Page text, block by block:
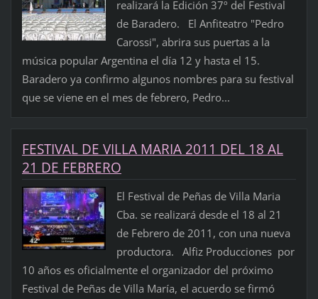
realizará la Edición 37º del Festival
de Baradero. El Anfiteatro "Pedro
Carossi", abrira sus puertas a la
música popular Argentina el día 12 y hasta el 15.
Baradero ya confirmo algunos nombres para su festival
que se viene en el mes de febrero, Pedro...
FESTIVAL DE VILLA MARIA 2011 DEL 18 AL
21 DE FEBRERO
El Festival de Peñas de Villa Maria
Cba. se realizará desde el 18 al 21
de Febrero de 2011, con una nueva
productora. Alfiz Producciones por
10 años es oficialmente el organizador del próximo
Festival de Peñas de Villa María, el acuerdo se firmó